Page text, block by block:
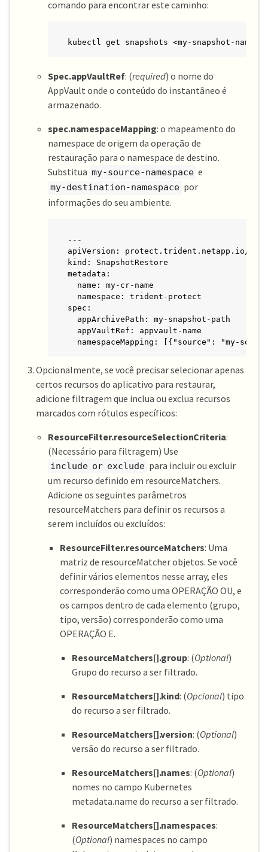
comando para encontrar este caminho:
kubectl get snapshots <my-snapshot-
Spec.appVaultRef: (required) o nome do
AppVault onde o conteúdo do instantâneo é
armazenado.
spec.namespaceMapping: o mapeamento do
namespace de origem da operação de
restauração para o namespace de destino.
Substitua my-source-namespace e
my-destination-namespace por
informações do seu ambiente.
---
apiVersion: protect.trident.netapp.io/v1
kind: SnapshotRestore
metadata:
  name: my-cr-name
  namespace: trident-protect
spec:
  appArchivePath: my-snapshot-path
  appVaultRef: appvault-name
namespaceMapping: [{"source": "my-
Opcionalmente, se você precisar selecionar apenas
certos recursos do aplicativo para restaurar,
adicione filtragem que inclua ou exclua recursos
marcados com rótulos específicos:
ResourceFilter.resourceSelectionCriteria:
(Necessário para filtragem) Use
include or exclude para incluir ou excluir
um recurso definido em resourceMatchers.
Adicione os seguintes parâmetros
resourceMatchers para definir os recursos a
serem incluídos ou excluídos:
ResourceFilter.resourceMatchers: Uma
matriz de resourceMatcher objetos. Se você
definir vários elementos nesse array, eles
corresponderão como uma OPERAÇÃO OU, e
os campos dentro de cada elemento (grupo,
tipo, versão) corresponderão como uma
OPERAÇÃO E.
ResourceMatchers[].group: (Optional)
Grupo do recurso a ser filtrado.
ResourceMatchers[].kind: (Opcional) tipo
do recurso a ser filtrado.
ResourceMatchers[].version: (Optional)
versão do recurso a ser filtrado.
ResourceMatchers[].names: (Optional)
nomes no campo Kubernetes
metadata.name do recurso a ser filtrado.
ResourceMatchers[].namespaces:
(Optional) namespaces no campo